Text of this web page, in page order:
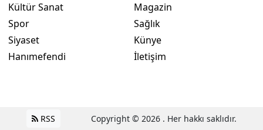
Kültür Sanat
Spor
Siyaset
Hanımefendi
Magazin
Sağlık
Künye
İletişim
RSS Copyright © 2026 . Her hakkı saklıdır.